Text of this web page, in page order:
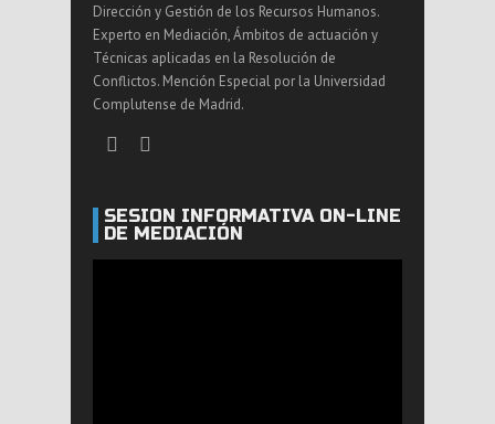
Dirección y Gestión de los Recursos Humanos.
Experto en Mediación, Ámbitos de actuación y
Técnicas aplicadas en la Resolución de
Conflictos. Mención Especial por la Universidad
Complutense de Madrid.
SESIÓN INFORMATIVA ON-LINE
DE MEDIACIÓN